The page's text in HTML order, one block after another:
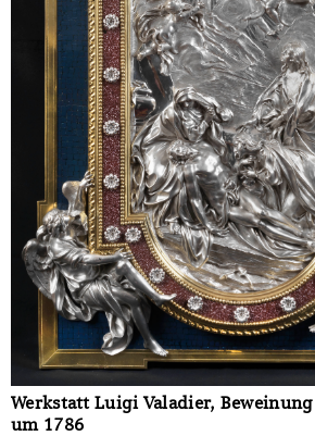
Werkstatt Luigi Valadier,
um 1786